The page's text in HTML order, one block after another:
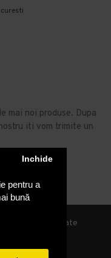
pentru a
bună
Inchide
mai noi produse. Dupa
iti vom trimite un
Abonare
rezervate